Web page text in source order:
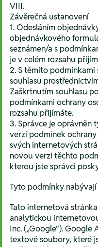
VIII.
Závěrečná ustanovení
1. Odesláním
objednávkového
seznámen/a s
je v celém rozsahu
2. S těmito
souhlasu
Zaškrtnutím souhlasu
podmínkami ochrany
rozsahu přijímáte.
3. Správce je oprávněn
verzi podmínek
svých internetových
novou verzi těchto
kterou jste správci
Tyto podmínky
Tato internetová
analytickou
Inc. („Google“). Google
textové soubory, které